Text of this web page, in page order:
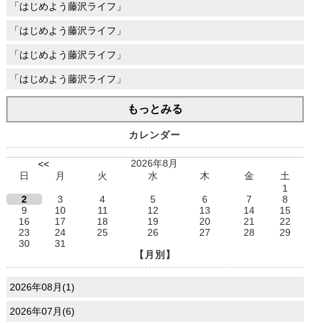
「はじめよう藤沢ライフ」
「はじめよう藤沢ライフ」
「はじめよう藤沢ライフ」
「はじめよう藤沢ライフ」
もっとみる
カレンダー
<<
2026年8月
日
月 火 水 木 金
土
1
2
3 4 5 6 7
8
9
10 11 12 13 14
15
16
17 18 19 20 21
22
23
24 25 26 27 28
29
30
31
【月別】
2026年08月(1)
2026年07月(6)